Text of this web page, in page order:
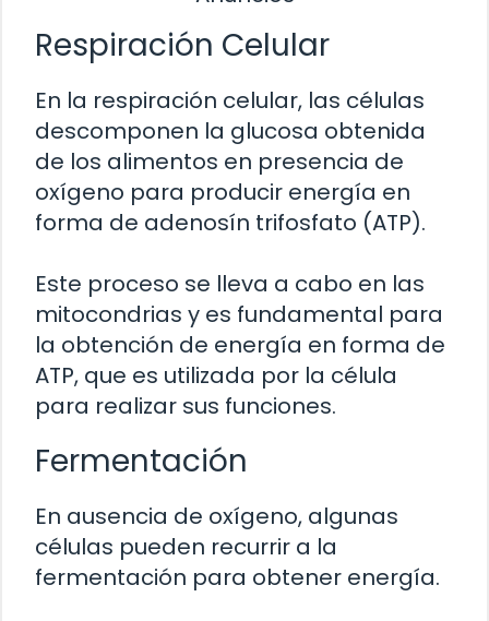
Respiración Celular
En la respiración celular, las células
descomponen la glucosa obtenida
de los alimentos en presencia de
oxígeno para producir energía en
forma de adenosín trifosfato (ATP).
Este proceso se lleva a cabo en las
mitocondrias y es fundamental para
la obtención de energía en forma de
ATP, que es utilizada por la célula
para realizar sus funciones.
Fermentación
En ausencia de oxígeno, algunas
células pueden recurrir a la
fermentación para obtener energía.